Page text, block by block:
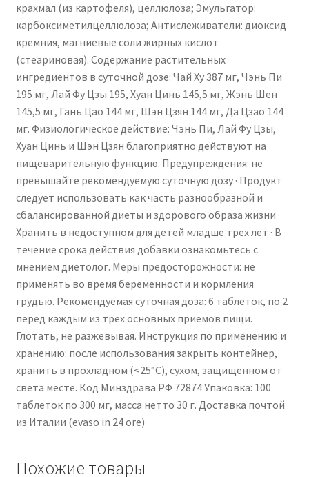
крахмал (из картофеля), целлюлоза; Эмульгатор:
карбоксиметилцеллюлоза; Антислеживатели: диоксид
кремния, магниевые соли жирных кислот
(стеариновая). Содержание растительных
ингредиентов в суточной дозе: Чай Ху 387 мг, Чэнь Пи
195 мг, Лай Фу Цзы 195, Хуан Цинь 145,5 мг, Жэнь Шен
145,5 мг, Гань Цао 144 мг, Шэн Цзян 144 мг, Да Цзао 144
мг. Физиологическое действие: Чэнь Пи, Лай Фу Цзы,
Хуан Цинь и Шэн Цзян благоприятно действуют на
пищеварительную функцию. Предупреждения: не
превышайте рекомендуемую суточную дозу · Продукт
следует использовать как часть разнообразной и
сбалансированной диеты и здорового образа жизни ·
Хранить в недоступном для детей младше трех лет · В
течение срока действия добавки ознакомьтесь с
мнением диетолог. Меры предосторожности: не
применять во время беременности и кормления
грудью. Рекомендуемая суточная доза: 6 таблеток, по 2
перед каждым из трех основных приемов пищи.
Глотать, не разжевывая. Инструкция по применению и
хранению: после использования закрыть контейнер,
хранить в прохладном (<25°C), сухом, защищенном от
света месте. Код Минздрава РФ 72874 Упаковка: 100
таблеток по 300 мг, масса нетто 30 г. Доставка почтой
из Италии (evaso in 24 ore)
Похожие товары